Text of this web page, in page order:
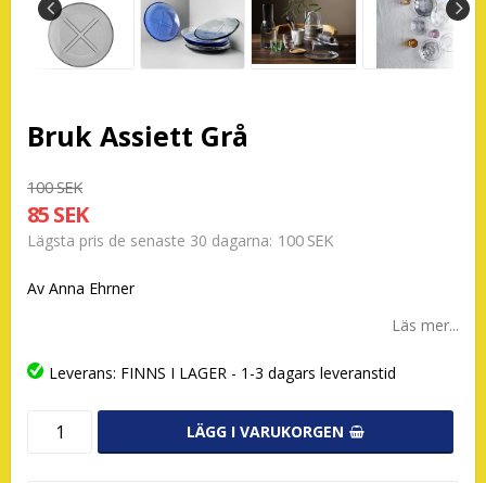
Bruk Assiett Grå
100 SEK
85 SEK
Lägsta pris de senaste 30 dagarna 100 SEK
Av Anna Ehrner
Läs mer...
Leverans: FINNS I LAGER - 1-3 dagars leveranstid
LÄGG I VARUKORGEN